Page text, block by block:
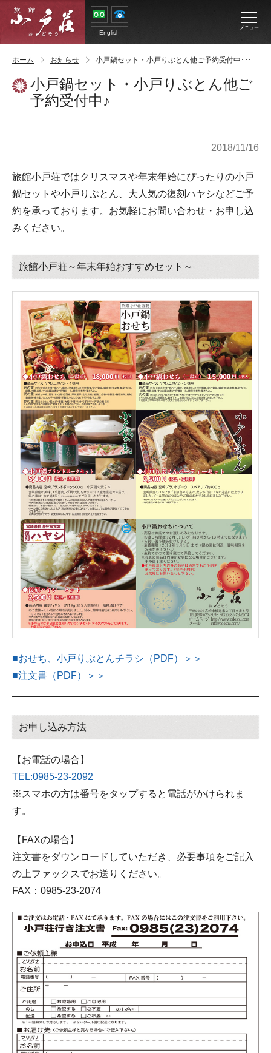
English
メニュー
ホーム お知らせ 小戸鍋セット・小戸りぶとん他ご予約受付中･･･
小戸鍋セット・小戸りぶとん他ご
予約受付中♪
2018/11/16
旅館小戸荘ではクリスマスや年末年始にぴったりの小戸
鍋セットや小戸りぶとん、大人気の復刻ハヤシなどご予
約を承っております。お気軽にお問い合わせ・お申し込
みください。
旅館小戸荘～年末年始おすすめセット～
■おせち、小戸りぶとんチラシ（PDF）＞＞
■注文書（PDF）＞＞
お申し込み方法
【お電話の場合】
TEL:0985-23-2092
※スマホの方は番号をタップすると電話がかけられま
す。
【FAXの場合】
注文書をダウンロードしていただき、必要事項をご記入
の上ファックスでお送りください。
FAX：0985-23-2074